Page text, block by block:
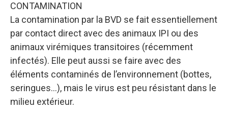
CONTAMINATION
La contamination par la BVD se fait essentiellement
par contact direct avec des animaux IPI ou des
animaux virémiques transitoires (récemment
infectés). Elle peut aussi se faire avec des
éléments contaminés de l’environnement (bottes,
seringues…), mais le virus est peu résistant dans le
milieu extérieur.